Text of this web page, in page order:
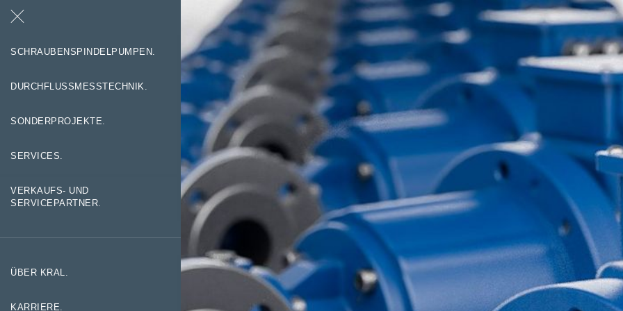
SCHRAUBENSPINDELPUMPEN.
DURCHFLUSSMESSTECHNIK.
SONDERPROJEKTE.
SERVICES.
VERKAUFS- UND
SERVICEPARTNER.
ÜBER KRAL.
KARRIERE.
Suche
Kontakt